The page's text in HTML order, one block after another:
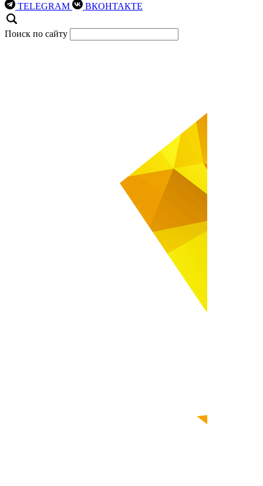
TELEGRAM ВКОНТАКТЕ
Поиск по сайту